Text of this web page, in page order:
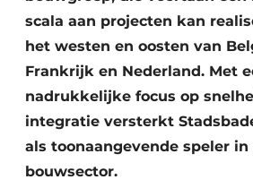
Contact
Evenementen
Dak & Gevel
Houtbouw
HVAC
Interieurarchitectuur
scala aan projecten kan
het westen en oosten van
Frankrijk en Nederland. Met
nadrukkelijke focus op
integratie versterkt
als toonaangevende speler in
bouwsector.